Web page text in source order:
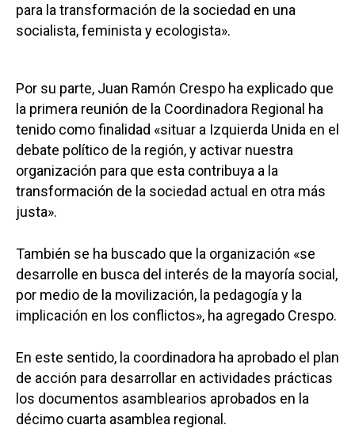
para la transformación de la sociedad en una
socialista, feminista y ecologista».
Por su parte, Juan Ramón Crespo ha explicado que
la primera reunión de la Coordinadora Regional ha
tenido como finalidad «situar a Izquierda Unida en el
debate político de la región, y activar nuestra
organización para que esta contribuya a la
transformación de la sociedad actual en otra más
justa».
También se ha buscado que la organización «se
desarrolle en busca del interés de la mayoría social,
por medio de la movilización, la pedagogía y la
implicación en los conflictos», ha agregado Crespo.
En este sentido, la coordinadora ha aprobado el plan
de acción para desarrollar en actividades prácticas
los documentos asamblearios aprobados en la
décimo cuarta asamblea regional.